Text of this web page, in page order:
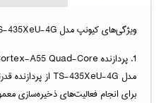
ویژگی‌های کیونپ مدل TS-435XeU-4G
1. پردازنده ARM Cortex-A55 Quad-Core
برای انجام فعالیت‌های ذخیره‌سازی